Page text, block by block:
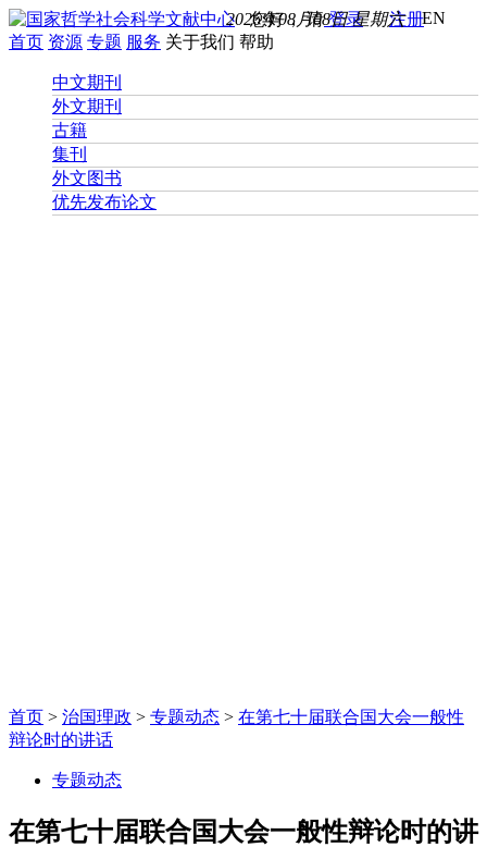
您好， 请登录 注册EN
2026年08月08日 星期六
首页 资源 专题 服务 关于我们 帮助
中文期刊
外文期刊
古籍
集刊
外文图书
优先发布论文
首页 > 治国理政 > 专题动态 > 在第七十届联合国大会一般性
辩论时的讲话
专题动态
在第七十届联合国大会一般性辩论时的讲